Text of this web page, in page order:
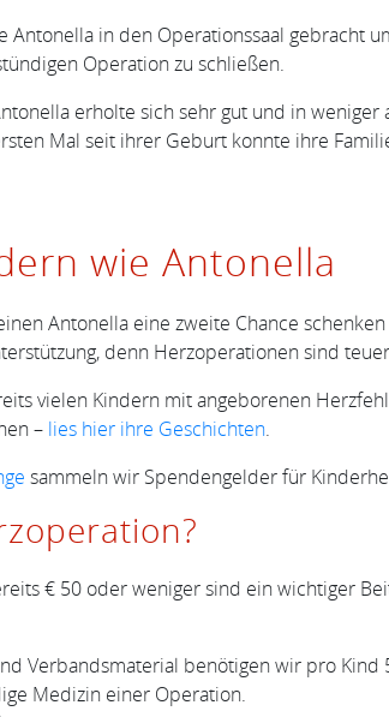
Antonella in den Operationssaal gebracht
Operation zu schließen.
erholte sich sehr gut und in weniger
Mal seit ihrer Geburt konnte ihre
wie Antonella
Antonella eine zweite Chance
denn Herzoperationen sind
vielen Kindern mit angeborenen
– lies hier ihre Geschichten.
sammeln wir Spendengelder für
€ 50 oder weniger sind ein wichtiger
Verbandsmaterial benötigen wir pro Kind
Medizin einer Operation.